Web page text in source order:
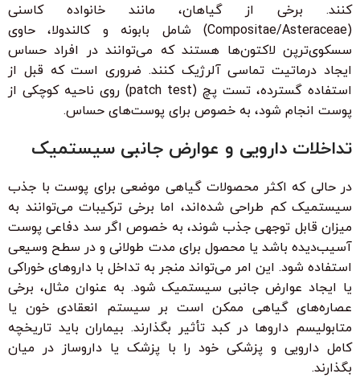
کنند. برخی از گیاهان، مانند خانواده کاسنی
(Compositae/Asteraceae) شامل بابونه و کالندولا، حاوی
سسکوی‌ترپن لاکتون‌ها هستند که می‌توانند در افراد حساس
ایجاد درماتیت تماسی آلرژیک کنند. ضروری است که قبل از
استفاده گسترده، تست پچ (patch test) روی ناحیه کوچکی از
پوست انجام شود، به خصوص برای پوست‌های حساس.
تداخلات دارویی و عوارض جانبی سیستمیک
در حالی که اکثر محصولات گیاهی موضعی برای پوست با جذب
سیستمیک کم طراحی شده‌اند، اما برخی ترکیبات می‌توانند به
میزان قابل توجهی جذب شوند، به خصوص اگر سد دفاعی پوست
آسیب‌دیده باشد یا محصول برای مدت طولانی و در سطح وسیعی
استفاده شود. این امر می‌تواند منجر به تداخل با داروهای خوراکی
یا ایجاد عوارض جانبی سیستمیک شود. به عنوان مثال، برخی
عصاره‌های گیاهی ممکن است بر سیستم انعقادی خون یا
متابولیسم داروها در کبد تأثیر بگذارند. بیماران باید تاریخچه
کامل دارویی و پزشکی خود را با پزشک یا داروساز در میان
بگذارند.